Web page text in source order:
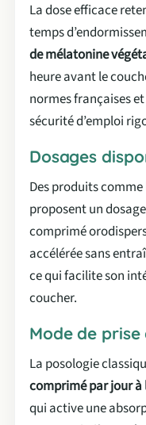
La dose efficace
temps
de mélatonine
heure avant le
normes françaises
sécurité d’emploi
Dosages
Des produits comme
proposent un
comprimé
accélérée sans
ce qui facilite son
coucher.
Mode de
La posologie
comprimé par jour à
qui active une